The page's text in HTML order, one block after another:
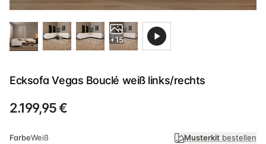
+15
Ecksofa Vegas Bouclé weiß links/rechts
2.199,95 €
FarbeWeiß Musterkit bestellen